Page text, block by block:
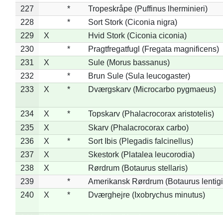
227
*
Tropeskråpe (Puffinus lherminieri)
228
*
Sort Stork (Ciconia nigra)
229
X
Hvid Stork (Ciconia ciconia)
230
*
Pragtfregatfugl (Fregata magnificens)
231
X
Sule (Morus bassanus)
232
*
Brun Sule (Sula leucogaster)
233
X * Dværgskarv (Microcarbo pygmaeus)
234 X *
Topskarv (Phalacrocorax aristotelis)
235
X
Skarv (Phalacrocorax carbo)
236
X *
Sort Ibis (Plegadis falcinellus)
237
X
Skestork (Platalea leucorodia)
238
X
Rørdrum (Botaurus stellaris)
239
*
Amerikansk Rørdrum (Botaurus
240
X * Dværghejre (Ixobrychus minutus)